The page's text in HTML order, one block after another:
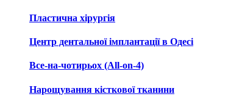
Пластична хірургія
Центр дентальної імплантації в Одесі
Все-на-чотирьох (All-on-4)
Нарощування кісткової тканини